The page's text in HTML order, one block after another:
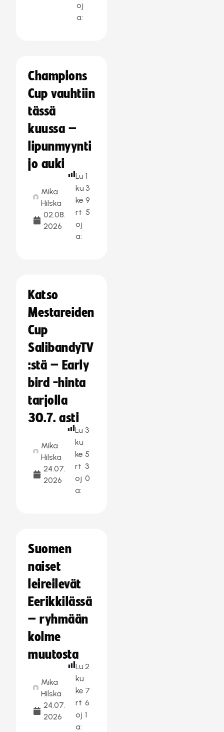
oj
a:
Champions
Cup vauhtiin
tässä
kuussa –
lipunmyynti
jo auki
Mika
Hilska
02.08.
2026
Lu
ku
ke
rt
oj
a:
1
3
9
5
Katso
Mestareiden
Cup
SalibandyTV
:stä – Early
bird -hinta
tarjolla
30.7. asti
Mika
Hilska
24.07.
2026
Lu
ku
ke
rt
oj
a:
3
5
3
0
Suomen
naiset
leireilevät
Eerikkilässä
– ryhmään
kolme
muutosta
Mika
Hilska
24.07.
2026
Lu
ku
ke
rt
oj
a:
2
7
6
1